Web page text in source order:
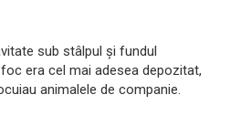
sub stâlpul și fundul
era cel mai adesea depozitat,
animalele de companie.